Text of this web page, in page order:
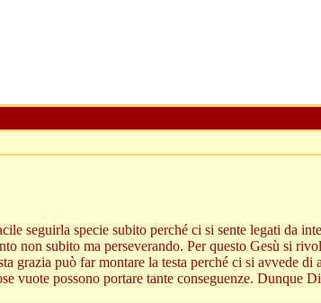
seguirla specie subito perché ci si sente legati da
non subito ma perseverando. Per questo Gesù si
grazia può far montare la testa perché ci si avvede di
vuote possono portare tante conseguenze. Dunque